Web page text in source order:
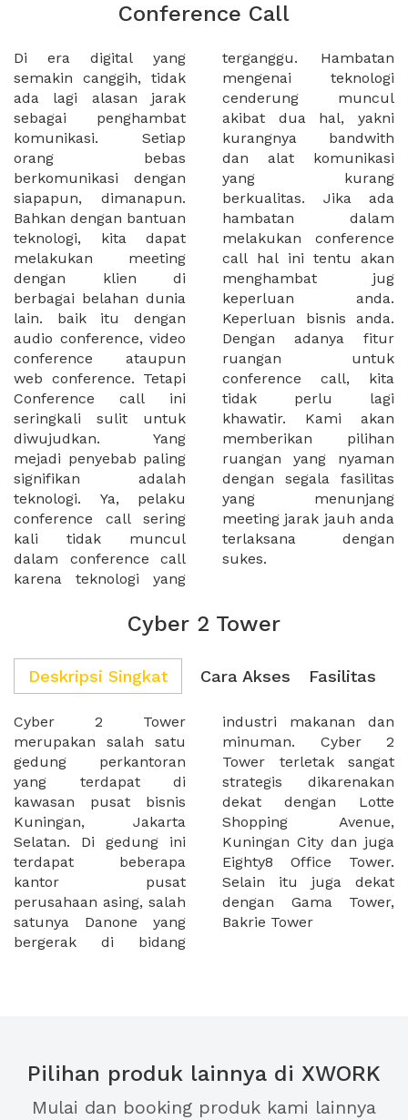
Conference Call
Di era digital yang
semakin canggih, tidak
ada lagi alasan jarak
sebagai penghambat
komunikasi. Setiap
orang bebas
berkomunikasi dengan
siapapun, dimanapun.
Bahkan dengan bantuan
teknologi, kita dapat
melakukan meeting
dengan klien di
berbagai belahan dunia
lain. baik itu dengan
audio conference, video
conference ataupun
web conference. Tetapi
Conference call ini
seringkali sulit untuk
diwujudkan. Yang
mejadi penyebab paling
signifikan adalah
teknologi. Ya, pelaku
conference call sering
kali tidak muncul
dalam conference call
karena teknologi yang
terganggu. Hambatan
mengenai teknologi
cenderung muncul
akibat dua hal, yakni
kurangnya bandwith
dan alat komunikasi
yang kurang
berkualitas. Jika ada
hambatan dalam
melakukan conference
call hal ini tentu akan
menghambat jug
keperluan anda.
Keperluan bisnis anda.
Dengan adanya fitur
ruangan untuk
conference call, kita
tidak perlu lagi
khawatir. Kami akan
memberikan pilihan
ruangan yang nyaman
dengan segala fasilitas
yang menunjang
meeting jarak jauh anda
terlaksana dengan
sukes.
Cyber 2 Tower
Deskripsi Singkat Cara Akses Fasilitas
Cyber 2 Tower
merupakan salah satu
gedung perkantoran
yang terdapat di
kawasan pusat bisnis
Kuningan, Jakarta
Selatan. Di gedung ini
terdapat beberapa
kantor pusat
perusahaan asing, salah
satunya Danone yang
bergerak di bidang
industri makanan dan
minuman. Cyber 2
Tower terletak sangat
strategis dikarenakan
dekat dengan Lotte
Shopping Avenue,
Kuningan City dan juga
Eighty8 Office Tower.
Selain itu juga dekat
dengan Gama Tower,
Bakrie Tower
Pilihan produk lainnya di XWORK
Mulai dan booking produk kami lainnya